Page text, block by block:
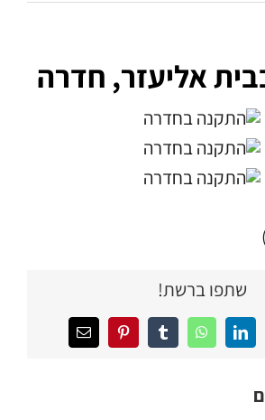
אליעזר, חדרה
שתפו ברשת!
LinkedIn
WhatsApp
Tumblr
Pinterestכתובת
דואר